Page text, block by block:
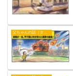
父ちゃんの話（タイガース）